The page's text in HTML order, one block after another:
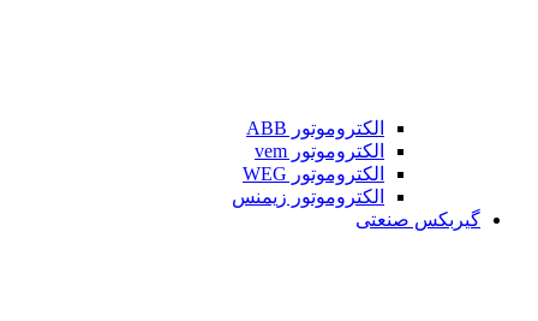
الکتروموتور ABB
الکتروموتور vem
الکتروموتور WEG
الکتروموتور زیمنس
گیربکس صنعتی